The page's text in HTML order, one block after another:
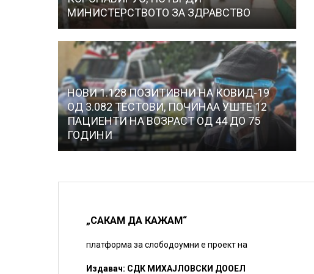
МИНИСТЕРСТВОТО ЗА ЗДРАВСТВО
НОВИ 1.128 ПОЗИТИВНИ НА КОВИД-19
ОД 3.082 ТЕСТОВИ, ПОЧИНАА УШТЕ 12
ПАЦИЕНТИ НА ВОЗРАСТ ОД 44 ДО 75
ГОДИНИ
„САКАМ ДА КАЖАМ“
платформа за слободоумни е проект на
Издавач: СДК МИХАЈЛОВСКИ ДООЕЛ